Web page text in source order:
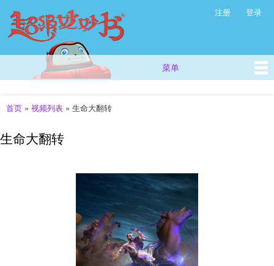
转
到
内
次级菜单 注册 登录
超
级
妙
妙
(西
儿
故
事
菜单
你在这里
首页 » 视频列表 » 生命大翻转
生命大翻转